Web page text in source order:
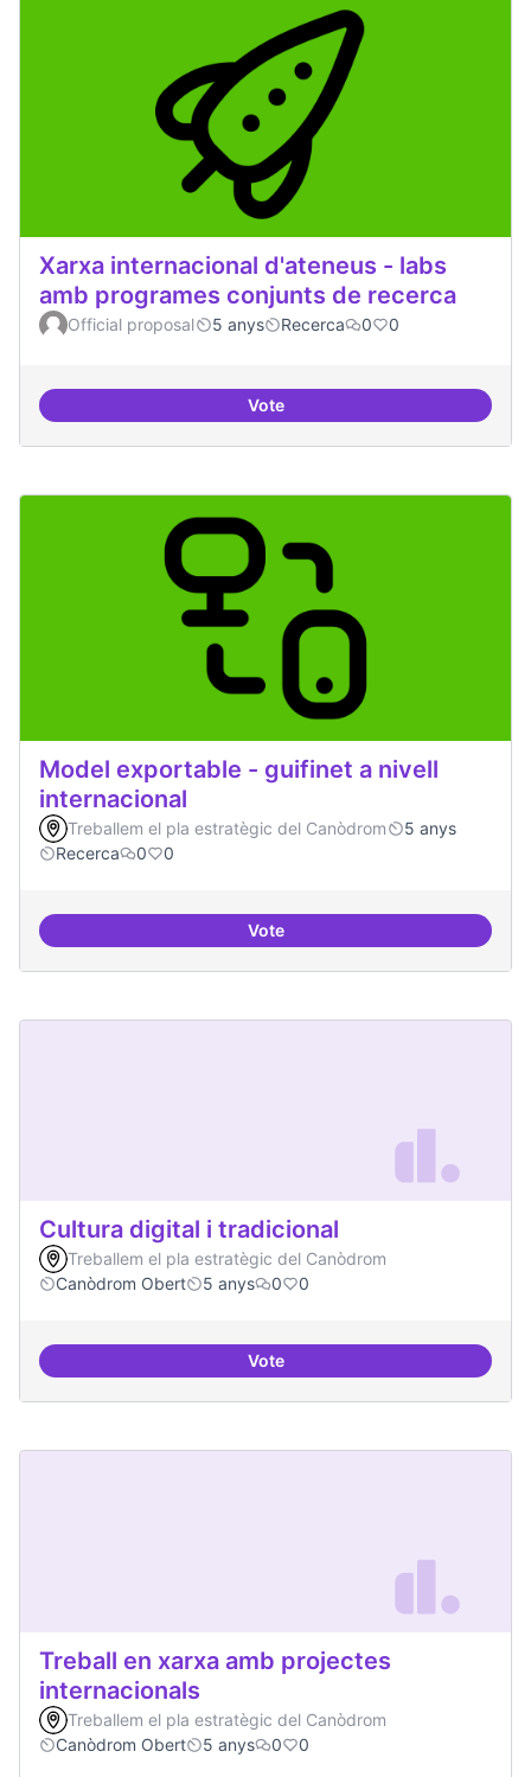
Xarxa internacional d'ateneus - labs
amb programes conjunts de recerca
Official proposal 5 anys Recerca 0 0
VoteXarxa internacional d'ateneus -
Model exportable - guifinet a nivell
internacional
Treballem el pla estratègic del Canòdrom
5 anys
Recerca
0 0
VoteModel exportable - guifinet a
Cultura digital i tradicional
Treballem el pla estratègic del Canòdrom
Canòdrom Obert
5 anys 0 0
VoteCultura digital i tradicional
Treball en xarxa amb projectes
internacionals
Treballem el pla estratègic del Canòdrom
Canòdrom Obert
5 anys 0 0